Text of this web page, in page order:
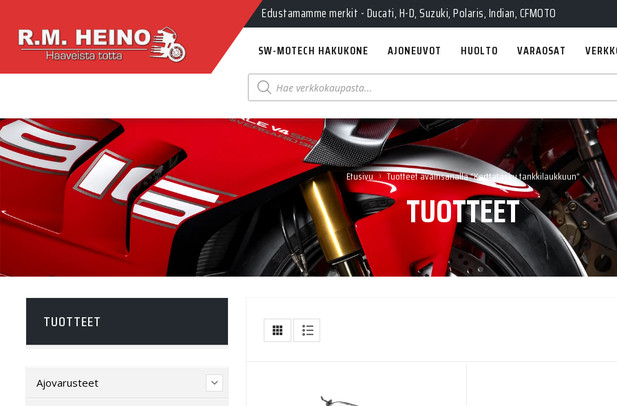
Edustamamme merkit - Ducati, H-D, Suzuki, Polaris, Indian, CFMOTO
SW-MOTECH HAKUKONE AJONEUVOT HUOLTO VARAOSAT
Products
search
Etusivu › Tuotteet avainsanalla “Karttatasku tankkilaukkuun”
TUOTTEET
TUOTTEET
Ajovarusteet